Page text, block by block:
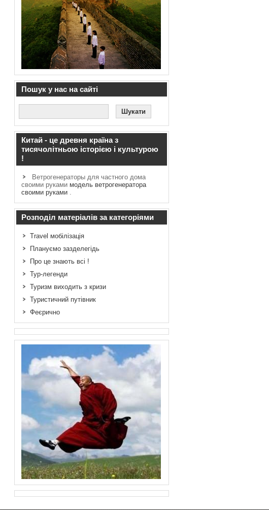
Пошук у нас на сайті
Китай - це древня країна з
тисячолітньою історією і культурою
!
Ветрогенераторы для частного дома
своими руками модель ветрогенератора
своими руками .
Розподіл матеріалів за категоріями
Travel мобілізація
Плануємо зазделегідь
Про це знають всі !
Тур-легенди
Туризм виходить з кризи
Туристичний путівник
Феєрично